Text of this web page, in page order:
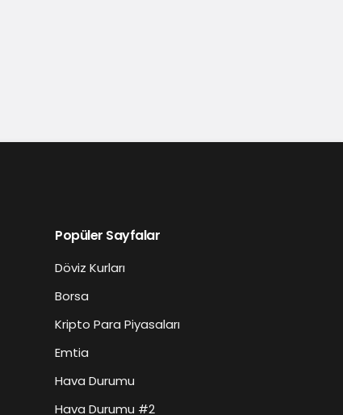
Popüler Sayfalar
Döviz Kurları
Borsa
Kripto Para Piyasaları
Emtia
Hava Durumu
Hava Durumu #2